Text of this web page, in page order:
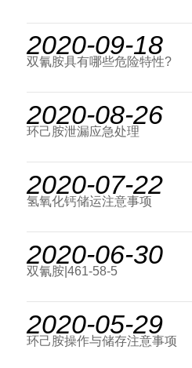
2020-09-18
双氰胺具有哪些危险特性?
2020-08-26
环己胺泄漏应急处理
2020-07-22
氢氧化钙储运注意事项
2020-06-30
双氰胺|461-58-5
2020-05-29
环己胺操作与储存注意事项